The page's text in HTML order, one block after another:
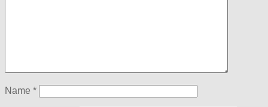
Name *